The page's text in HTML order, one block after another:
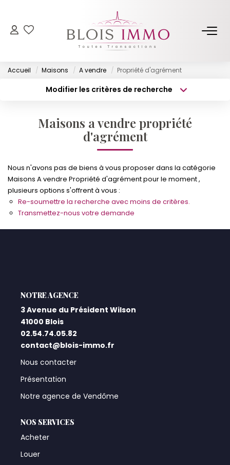
NOS BIENS
Acheter
Louer
Off Market
ESTIMER
FAIRE GÉRER
Accueil Maisons A vendre Propriété d'agrément
Modifier les critères de recherche
Type de bien
Surface min
Créer une alerte
Maisons a vendre propriété
d'agrément
Nous n'avons pas de biens à vous proposer dans la catégorie
Maisons A vendre Propriété d'agrément pour le moment ,
plusieurs options s'offrent à vous :
Re-soumettre la recherche avec moins de critères.
Transmettez-nous votre demande
L'AGENCE
3 Avenue du Président Wilson
41000 Blois
02.54.74.05.82
contact@blois-immo.fr
Nous contacter
Présentation
Notre agence de Vendôme
NOS SERVICES
Acheter
Louer